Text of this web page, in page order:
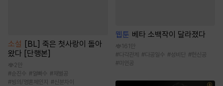
소설 [BL] 죽은 첫사랑이 돌아
왔다 [단행본]
2만
#순진수 #얼빠수 # 재벌공
#빙의/영혼체인지 #신분차이
웹툰 베타 소백작이 달라졌다
161만
#다각관계 #다공일수 #성비단 #헌신공
#미인공